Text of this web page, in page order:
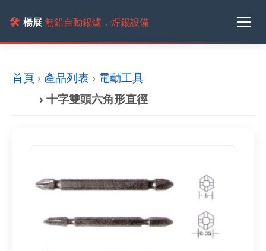
🛠️ 楊展無鉛自動錫爐．焊錫設備
首頁 › 產品列表 › 電動工具
› 十字雙頭六角形直徑